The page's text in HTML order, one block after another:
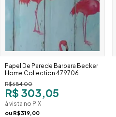
Papel De Parede Barbara Becker
Home Collection 479706
Flamingo Tropical Azul Claro
R$684,00
R$ 303,05
à vista no PIX
ou R$319,00